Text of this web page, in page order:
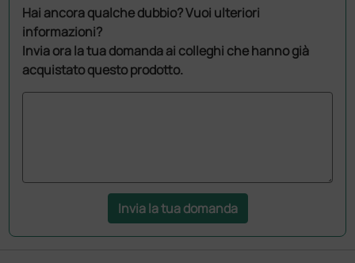
Hai ancora qualche dubbio? Vuoi ulteriori
informazioni?
Invia ora la tua domanda ai colleghi che hanno già
acquistato questo prodotto.
Invia la tua domanda